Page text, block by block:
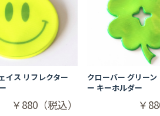
イス リフレクター
￥880（税込）
クローバー グリーン
ー キーホルダー
￥